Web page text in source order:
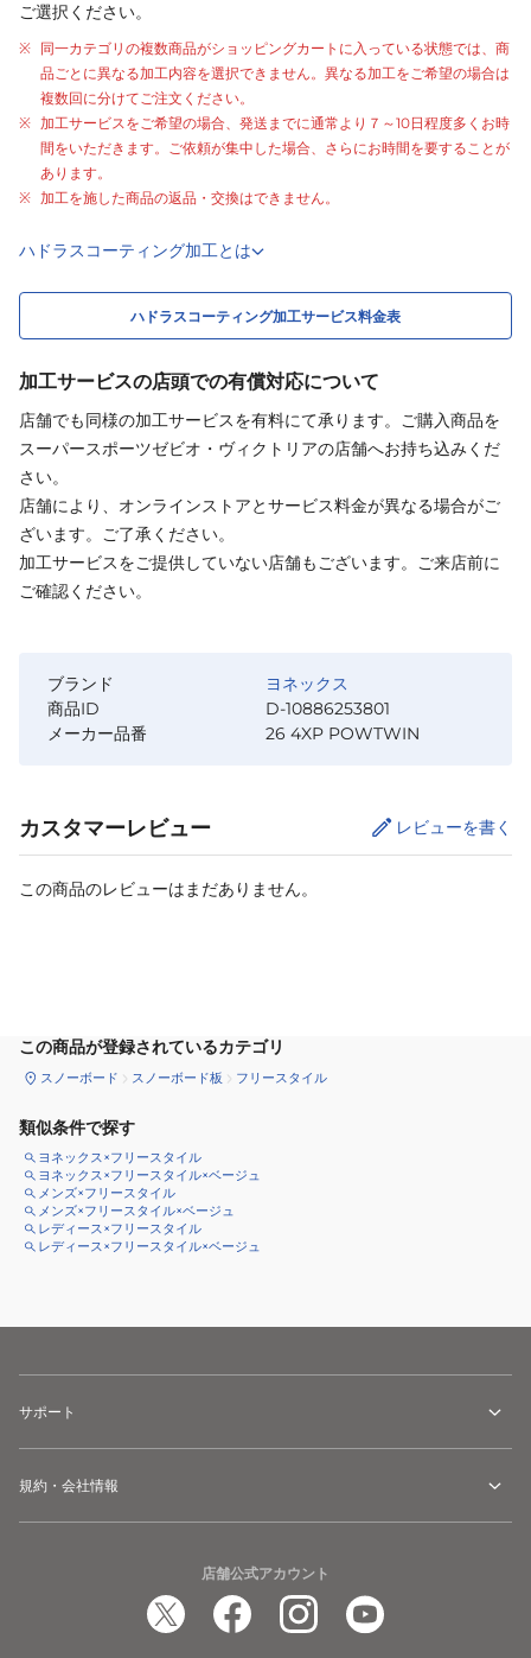
ご選択ください。
同一カテゴリの複数商品がショッピングカートに入っている状態では、商
品ごとに異なる加工内容を選択できません。異なる加工をご希望の場合は
複数回に分けてご注文ください。
加工サービスをご希望の場合、発送までに通常より ７～10日程度多くお時
間をいただきます。ご依頼が集中した場合、さらにお時間を要することが
あります。
加工を施した商品の返品・交換はできません。
ハドラスコーティング加工とは
ハドラスコーティング加工サービス料金表
加工サービスの店頭での有償対応について
店舗でも同様の加工サービスを有料にて承ります。ご購入商品を
スーパースポーツゼビオ・ヴィクトリアの店舗へお持ち込みくだ
さい。
店舗により、オンラインストアとサービス料金が異なる場合がご
ざいます。ご了承ください。
加工サービスをご提供していない店舗もございます。ご来店前に
ご確認ください。
ブランド
ヨネックス
商品ID
D-10886253801
メーカー品番
26 4XP POWTWIN
カスタマーレビュー レビューを書く
この商品のレビューはまだありません。
この商品が登録されているカテゴリ
スノーボード スノーボード板 フリースタイル
類似条件で探す
ヨネックス×フリースタイル
ヨネックス×フリースタイル×ベージュ
メンズ×フリースタイル
メンズ×フリースタイル×ベージュ
レディース×フリースタイル
レディース×フリースタイル×ベージュ
サポート
規約・会社情報
店舗公式アカウント